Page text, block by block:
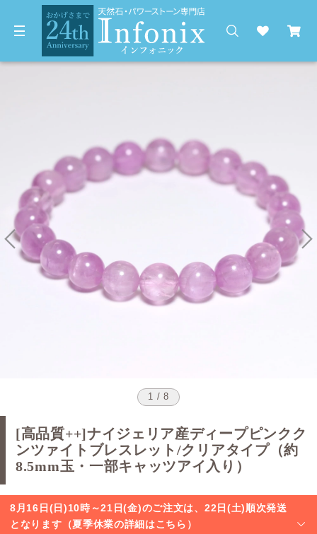
1 / 8
[高品質++]ナイジェリア産ディープピンクク
ンツァイトブレスレット/クリアタイプ（約
8.5mm玉・一部キャッツアイ入り）
8月16日(日)10時～21日(金)のご注文は、22日(土)順次発送
となります（夏季休業の詳細はこちら）